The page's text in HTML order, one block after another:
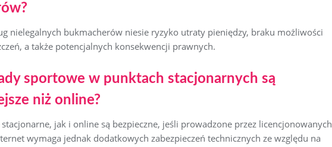
nielegalnych bukmacherów niesie ryzyko utraty pieniędzy, braku możliwości
a także potencjalnych konsekwencji prawnych.
sportowe w punktach stacjonarnych są
niż online?
stacjonarne, jak i online są bezpieczne, jeśli prowadzone przez licencjonowanych
wymaga jednak dodatkowych zabezpieczeń technicznych ze względu na